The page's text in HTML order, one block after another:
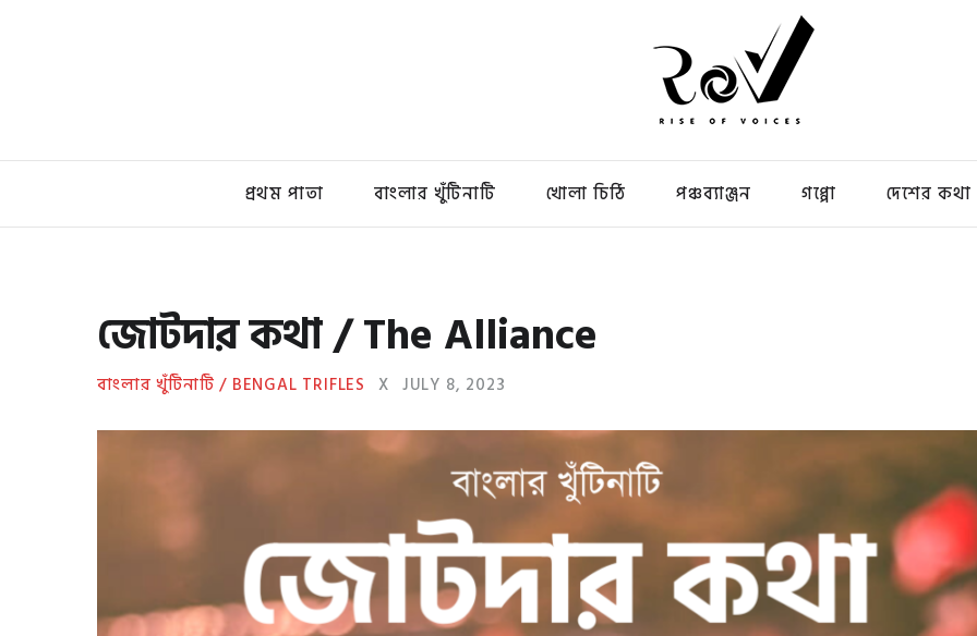
প্রথম পাতা বাংলার খুঁটিনাটি খোলা চিঠি পঞ্চব্যাঞ্জন গপ্পো দেশের কথা
জোটদার কথা / The Alliance
বাংলার খুঁটিনাটি / BENGAL TRIFLES X JULY 8, 2023